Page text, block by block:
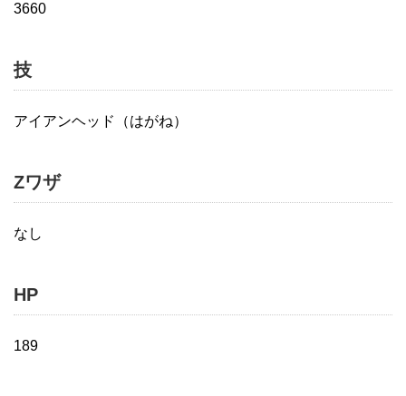
3660
技
アイアンヘッド（はがね）
Zワザ
なし
HP
189